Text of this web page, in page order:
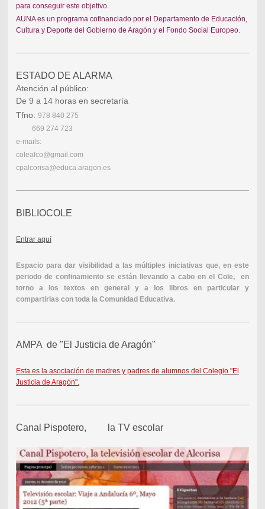
para conseguir este objetivo.
AUNA es un programa cofinanciado por el Departamento de Educación,
Cultura y Deporte del Gobierno de Aragón y el Fondo Social Europeo.
ESTADO DE ALARMA
Atención al público:
De 9 a 14 horas en secretaría
Tfno: 978 840 275
669 274 723
e-mails:
colealco@gmail.com
cpalcorisa@educa.aragon.es
BIBLIOCOLE
Entrar aquí
Espacio para dar visibilidad a las múltiples iniciativas que, en este
periodo de confinamiento se están llevando a cabo en el Cole, en
torno a los textos en general y a los libros en particular y
compartirlas con toda la Comunidad Educativa.
AMPA de "El Justicia de Aragón"
Esta es la asociación de madres y padres de alumnos del Colegio "El
Justicia de Aragón".
Canal Pispotero, la TV escolar